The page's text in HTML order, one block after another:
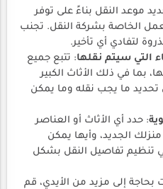
موعد النقل بناءً على توفر
الخاصة بشركة النقل. تجنب
لتفادي أي تأخير.
التي سيتم نقلها: تتبع جميع
بما في ذلك الأثاث الكبير
ما يجب نقله وما يمكن
: حدد أي الأثاث أو العناصر
الجديد، وأيها يمكن
تنظيم تفاصيل النقل بشكل
بحاجة إلى مزيد من الأيدي، قم